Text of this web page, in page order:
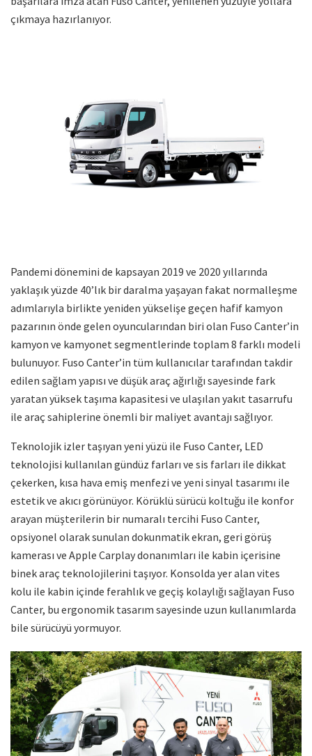
çıkmaya hazırlanıyor.
Pandemi dönemini de kapsayan 2019 ve 2020 yıllarında
yaklaşık yüzde 40’lık bir daralma yaşayan fakat normalleşme
adımlarıyla birlikte yeniden yükselişe geçen hafif kamyon
pazarının önde gelen oyuncularından biri olan Fuso Canter’in
kamyon ve kamyonet segmentlerinde toplam 8 farklı modeli
bulunuyor. Fuso Canter’in tüm kullanıcılar tarafından takdir
edilen sağlam yapısı ve düşük araç ağırlığı sayesinde fark
yaratan yüksek taşıma kapasitesi ve ulaşılan yakıt tasarrufu
ile araç sahiplerine önemli bir maliyet avantajı sağlıyor.
Teknolojik izler taşıyan yeni yüzü ile Fuso Canter, LED
teknolojisi kullanılan gündüz farları ve sis farları ile dikkat
çekerken, kısa hava emiş menfezi ve yeni sinyal tasarımı ile
estetik ve akıcı görünüyor. Körüklü sürücü koltuğu ile konfor
arayan müşterilerin bir numaralı tercihi Fuso Canter,
opsiyonel olarak sunulan dokunmatik ekran, geri görüş
kamerası ve Apple Carplay donanımları ile kabin içerisine
binek araç teknolojilerini taşıyor. Konsolda yer alan vites
kolu ile kabin içinde ferahlık ve geçiş kolaylığı sağlayan Fuso
Canter, bu ergonomik tasarım sayesinde uzun kullanımlarda
bile sürücüyü yormuyor.